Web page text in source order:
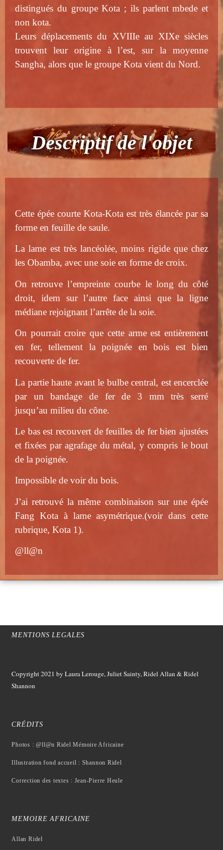
distingués du groupe Kota ; ils parlent mbede et
non kota.
Leurs déplacements du XVIIIe au XIXe siècles
trouvent leur origine à l’est, sur la moyenne
Sangha, alors que le groupe Kota vient du Nord.
Descriptif de l'objet
Cette épée courte Kota-Kota est très élancée par sa
forme en feuille de saule.
La lame est très lancéolée, moins rigide que chez
les Obamba, avec une soie en forme de croix.
On retrouve l’empreinte courbe le long du côté
droit, idem sur l’autre face ainsi que la ligne
médiane rejoignant l’arrête de la soie.
On pourrait croire que cette arme est entièrement
en fer, tellement la poignée en bois est bien
recouverte de fer.
La partie haute avant le bulbe central, est encerclée
par un bandage de fer de 3 mm très serré
jusqu’au milieu du cône.
Le bas est recouvert de feuilles de fer bien ajustées
et fixées par agrafage du métal, y compris le bout
de la poignée.
Impossible de voir du bois.
J’ai retrouvé la même combinaison sur une épée
Fang Kota à lame asymétrique.(voir dans cette
rubrique, Kota 1).
@ll@n
MENTIONS LEGALES
Copyright 2021 by Laura Lerouge, Juliet Sainty, Ridel Allan &Ridel
Shannon
CRÉDITS
Photos : @ll@n Ridel Mémoire Africaine
Illustration fond accueil : Shannon Ridel
Correction des textes : Jean-Pierre Heule
MEMOIRE AFRICAINE
Allan Ridel